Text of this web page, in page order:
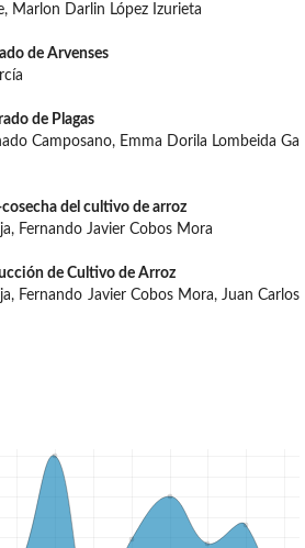
Marlon Darlin López Izurieta
de Arvenses
de Plagas
Camposano, Emma Dorila Lombeida Ga
del cultivo de arroz
Fernando Javier Cobos Mora
de Cultivo de Arroz
Fernando Javier Cobos Mora, Juan Carlos